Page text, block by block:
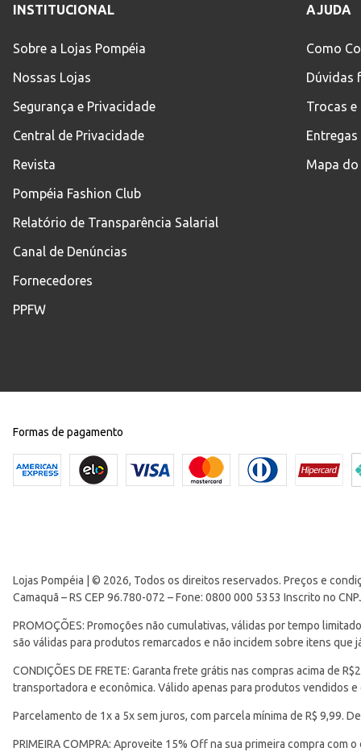
INSTITUCIONAL
Sobre a Lojas Pompéia
Nossas Lojas
Segurança e Privacidade
Central de Privacidade
Revista
Pompéia Fashion Club
Relatório de Transparência Salarial
Canal de Denúncias
Fornecedores
PPFW
AJUDA
Como
Dúvidas
Trocas e
Entregas
Mapa do
Formas de pagamento
Lojas Pompéia | © 2026, Todos os direitos reservados. Preços e
Camaquã – RS CEP 96.780-072 – Fone: 0800 000 5353 Inscrito no
PROMOÇÕES: Promoções não cumulativas, válidas por tempo
são válidas para produtos remarcados e não incidem sobre itens
CONDIÇÕES DE FRETE: Garanta frete grátis nas compras acima de
transportadora e econômica. Válido apenas para produtos vendidos
Parcelamento de 1x a 5x sem juros, com parcela mínima de R$ 9,99.
PRIMEIRA COMPRA: Aproveite 15% Off na sua primeira compra com